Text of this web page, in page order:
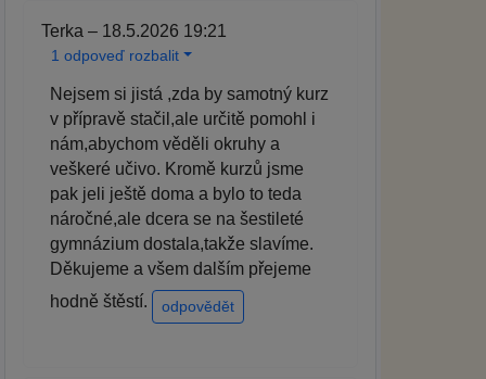
Terka – 18.5.2026 19:21
1 odpoveď rozbalit
Nejsem si jistá ,zda by samotný kurz
v přípravě stačil,ale určitě pomohl i
nám,abychom věděli okruhy a
veškeré učivo. Kromě kurzů jsme
pak jeli ještě doma a bylo to teda
náročné,ale dcera se na šestileté
gymnázium dostala,takže slavíme.
Děkujeme a všem dalším přejeme
hodně štěstí.
odpovědět